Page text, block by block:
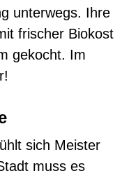
unterwegs. Ihre
frischer Biokost
gekocht. Im
sich Meister
muss es